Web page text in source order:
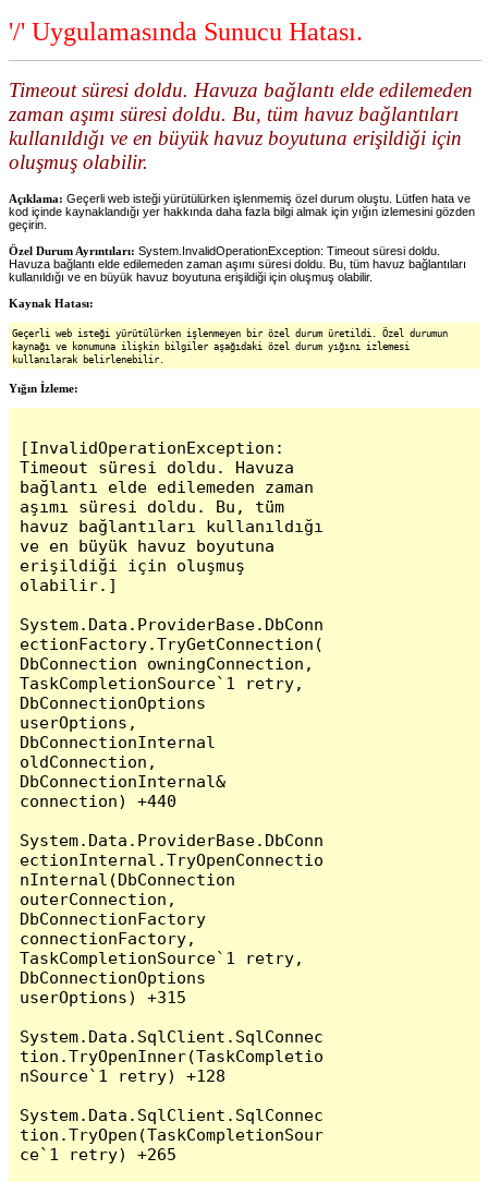
'/' Uygulamasında Sunucu Hatası.
Timeout süresi doldu. Havuza bağlantı elde edilemeden
zaman aşımı süresi doldu. Bu, tüm havuz bağlantıları
kullanıldığı ve en büyük havuz boyutuna erişildiği için
oluşmuş olabilir.
Açıklama: Geçerli web isteği yürütülürken işlenmemiş özel durum oluştu. Lütfen hata ve
kod içinde kaynaklandığı yer hakkında daha fazla bilgi almak için yığın izlemesini gözden
geçirin.
Özel Durum Ayrıntıları: System.InvalidOperationException: Timeout süresi doldu.
Havuza bağlantı elde edilemeden zaman aşımı süresi doldu. Bu, tüm havuz bağlantıları
kullanıldığı ve en büyük havuz boyutuna erişildiği için oluşmuş olabilir.
Kaynak Hatası:
Geçerli web isteği yürütülürken işlenmeyen bir özel durum üretildi. Özel durumun
kaynağı ve konumuna ilişkin bilgiler aşağıdaki özel durum yığını izlemesi
kullanılarak belirlenebilir.
Yığın İzleme:
[InvalidOperationException:
Timeout süresi doldu. Havuza
bağlantı elde edilemeden zaman
aşımı süresi doldu. Bu, tüm
havuz bağlantıları kullanıldığı
ve en büyük havuz boyutuna
erişildiği için oluşmuş
olabilir.]
System.Data.ProviderBase.DbConn
ectionFactory.TryGetConnection(
DbConnection owningConnection,
TaskCompletionSource`1 retry,
DbConnectionOptions
userOptions,
DbConnectionInternal
oldConnection,
DbConnectionInternal&
connection) +440
System.Data.ProviderBase.DbConn
ectionInternal.TryOpenConnectio
nInternal(DbConnection
outerConnection,
DbConnectionFactory
connectionFactory,
TaskCompletionSource`1 retry,
DbConnectionOptions
userOptions) +315
System.Data.SqlClient.SqlConnec
tion.TryOpenInner(TaskCompletio
nSource`1 retry) +128
System.Data.SqlClient.SqlConnec
tion.TryOpen(TaskCompletionSour
ce`1 retry) +265